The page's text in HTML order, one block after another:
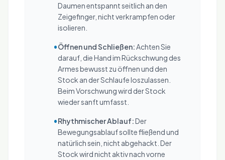
Daumen entspannt seitlich an den
Zeigefinger, nicht verkrampfen oder
isolieren.
•Öffnen und Schließen:Achten Sie
darauf, die Hand im Rückschwung des
Armes bewusst zu öffnen und den
Stock an der Schlaufe loszulassen.
Beim Vorschwung wird der Stock
wieder sanft umfasst.
•Rhythmischer Ablauf:Der
Bewegungsablauf sollte fließend und
natürlich sein, nicht abgehackt. Der
Stock wird nicht aktiv nach vorne